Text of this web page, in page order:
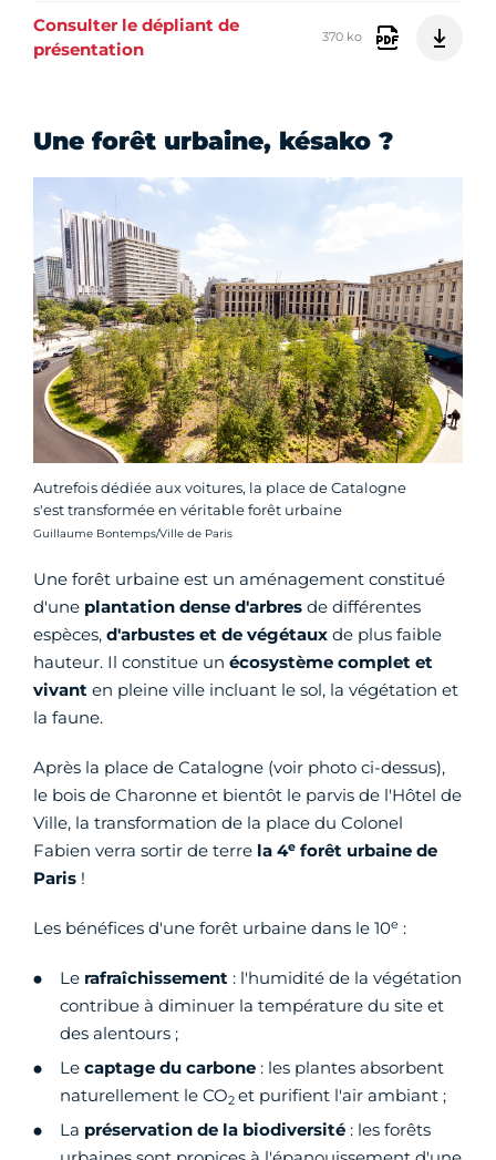
Consulter le dépliant de
présentation
370 ko
Une forêt urbaine, késako ?
Autrefois dédiée aux voitures, la place de Catalogne
s'est transformée en véritable forêt urbaine
Crédit photo :
Guillaume Bontemps/Ville de Paris
Une forêt urbaine est un aménagement constitué
d'une plantation dense d'arbres de différentes
espèces, d'arbustes et de végétaux de plus faible
hauteur. Il constitue un écosystème complet et
vivant en pleine ville incluant le sol, la végétation et
la faune.
Après la place de Catalogne (voir photo ci-dessus),
le bois de Charonne et bientôt le parvis de l'Hôtel de
Ville, la transformation de la place du Colonel
Fabien verra sortir de terre la 4e forêt urbaine de
Paris !
Les bénéfices d'une forêt urbaine dans le 10e :
Le rafraîchissement : l'humidité de la végétation
contribue à diminuer la température du site et
des alentours ;
Le captage du carbone : les plantes absorbent
naturellement le CO2 et purifient l'air ambiant ;
La préservation de la biodiversité : les forêts